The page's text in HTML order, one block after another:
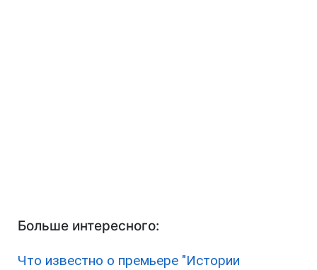
Больше интересного:
Что известно о премьере "Истории